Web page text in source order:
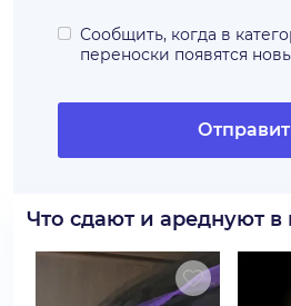
Сообщить, когда в
переноски появятся
Что сдают и ареднуют в